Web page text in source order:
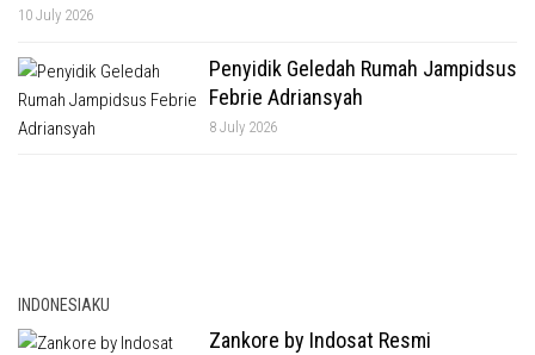
10 July 2026
Penyidik Geledah Rumah Jampidsus
Febrie Adriansyah
8 July 2026
INDONESIAKU
Zankore by Indosat Resmi